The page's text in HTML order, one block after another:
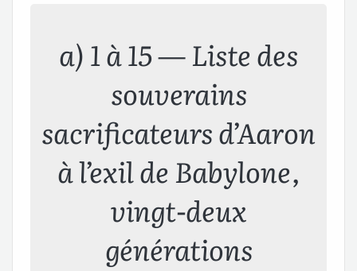
a) 1 à 15 — Liste des
souverains
sacrificateurs d’Aaron
à l’exil de Babylone,
vingt-deux
générations